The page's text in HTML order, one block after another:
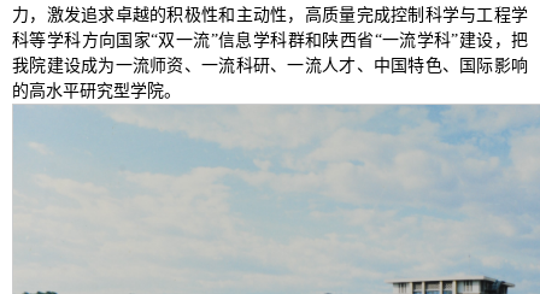
力，激发追求卓越的积极性和主动性，高质量完成控制科学与工程学
科等学科方向国家“双一流”信息学科群和陕西省“一流学科”建设，把
我院建设成为一流师资、一流科研、一流人才、中国特色、国际影响
的高水平研究型学院。